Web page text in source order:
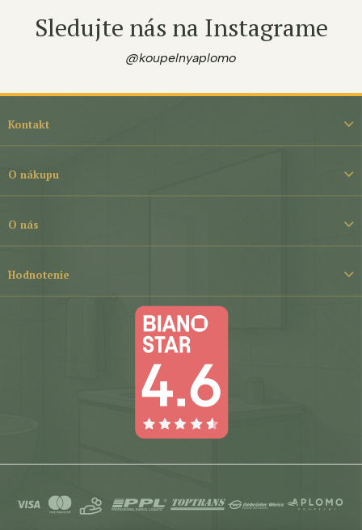
Sledujte nás na Instagrame
@koupelnyaplomo
i
Kontakt
O nákupu
O nás
Hodnotenie